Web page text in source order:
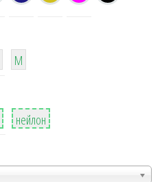
М
2
нейлон